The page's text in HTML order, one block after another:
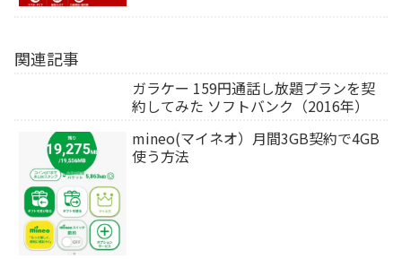
関連記事
ガラケー 159円通話し放題プランを契
約してみた ソフトバンク（2016年）
mineo(マイネオ）月間3GB契約で4GB
使う方法